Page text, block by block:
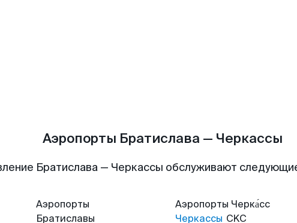
Аэропорты Братислава — Черкассы
Братислава — Черкассы обслуживают
Аэропорты
Братиславы
Аэропорты Черка́сс
Черкассы CKC